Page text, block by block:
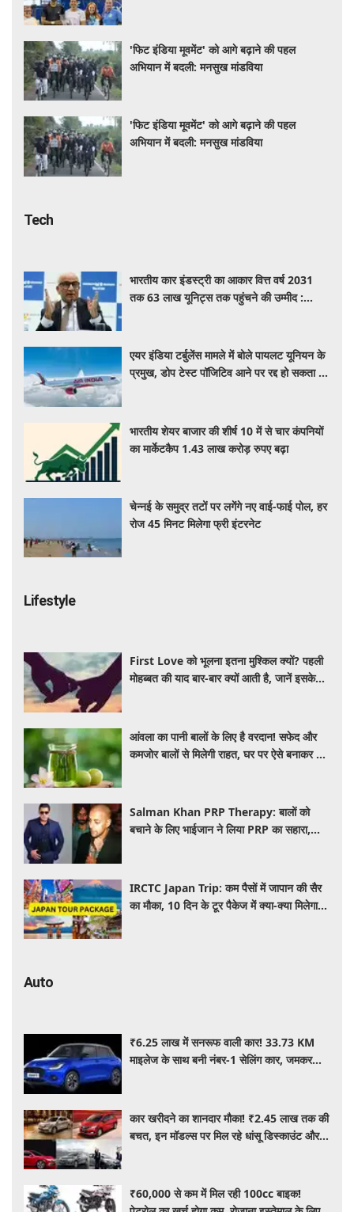
'फिट इंडिया मूवमेंट' को आगे बढ़ाने की पहल
अभियान में बदली: मनसुख मांडविया
'फिट इंडिया मूवमेंट' को आगे बढ़ाने की पहल
अभियान में बदली: मनसुख मांडविया
Tech
भारतीय कार इंडस्ट्री का आकार वित्त वर्ष 2031
तक 63 लाख यूनिट्स तक पहुंचने की उम्मीद :
एयर इंडिया टर्बुलेंस मामले में बोले पायलट यूनियन के
प्रमुख, डोप टेस्ट पॉजिटिव आने पर रद्द हो सकता है
भारतीय शेयर बाजार की शीर्ष 10 में से चार कंपनियों
का मार्केटकैप 1.43 लाख करोड़ रुपए बढ़ा
चेन्नई के समुद्र तटों पर लगेंगे नए वाई-फाई पोल, हर
रोज 45 मिनट मिलेगा फ्री इंटरनेट
Lifestyle
First Love को भूलना इतना मुश्किल क्यों? पहली
मोहब्बत की याद बार-बार क्यों आती है, जानें इसके
आंवला का पानी बालों के लिए है वरदान! सफेद और
कमजोर बालों से मिलेगी राहत, घर पर ऐसे बनाकर करें
Salman Khan PRP Therapy: बालों को
बचाने के लिए भाईजान ने लिया PRP का सहारा,
IRCTC Japan Trip: कम पैसों में जापान की सैर
का मौका, 10 दिन के टूर पैकेज में क्या-क्या मिलेगा?
Auto
₹6.25 लाख में सनरूफ वाली कार! 33.73 KM
माइलेज के साथ बनी नंबर-1 सेलिंग कार, जमकर
कार खरीदने का शानदार मौका! ₹2.45 लाख तक की
बचत, इन मॉडल्स पर मिल रहे धांसू डिस्काउंट और
₹60,000 से कम में मिल रही 100cc बाइक!